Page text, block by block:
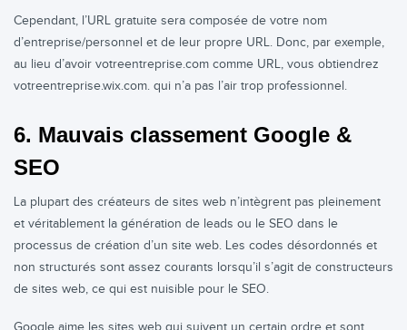
Cependant, l’URL gratuite sera composée de votre nom
d’entreprise/personnel et de leur propre URL. Donc, par exemple,
au lieu d’avoir votreentreprise.com comme URL, vous obtiendrez
votreentreprise.wix.com. qui n’a pas l’air trop professionnel.
6. Mauvais classement Google &
SEO
La plupart des créateurs de sites web n’intègrent pas pleinement
et véritablement la génération de leads ou le SEO dans le
processus de création d’un site web. Les codes désordonnés et
non structurés sont assez courants lorsqu’il s’agit de constructeurs
de sites web, ce qui est nuisible pour le SEO.